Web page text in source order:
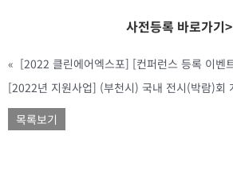
사전등록 바로가기>
«
목록보기